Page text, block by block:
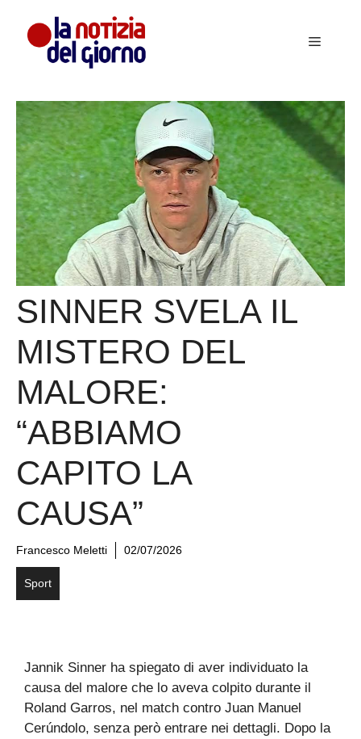
contenuto
Menu
SINNER SVELA IL
MISTERO DEL
MALORE:
“ABBIAMO
CAPITO LA
CAUSA”
Francesco Meletti 02/07/2026
Sport
Jannik Sinner ha spiegato di aver individuato la
causa del malore che lo aveva colpito durante il
Roland Garros, nel match contro Juan Manuel
Cerúndolo, senza però entrare nei dettagli. Dopo la